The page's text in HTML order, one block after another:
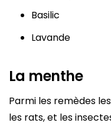
Basilic
Lavande
La menthe
Parmi les remèdes
les rats, et les